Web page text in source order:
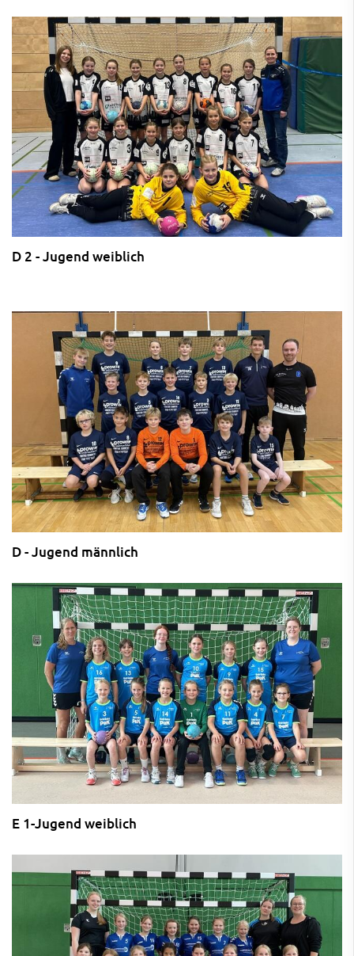
D 2 - Jugend weiblich
D - Jugend männlich
E 1-Jugend weiblich